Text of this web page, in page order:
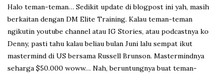
Halo teman-teman… Sedikit update di blogpost ini yah, masih
berkaitan dengan DM Elite Training. Kalau teman-teman
ngikutin youtube channel atau IG Stories, atau podcastnya ko
Denny, pasti tahu kalau beliau bulan Juni lalu sempat ikut
mastermind di US bersama Russell Brunson. Mastermindnya
seharga $50.000 woww… Nah, beruntungnya buat teman-